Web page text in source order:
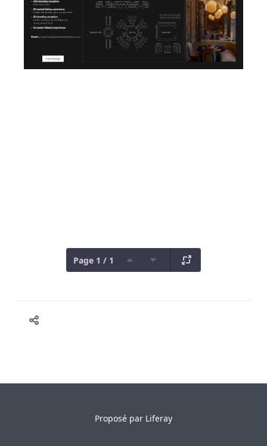
Page 1 / 1
Proposé par Liferay